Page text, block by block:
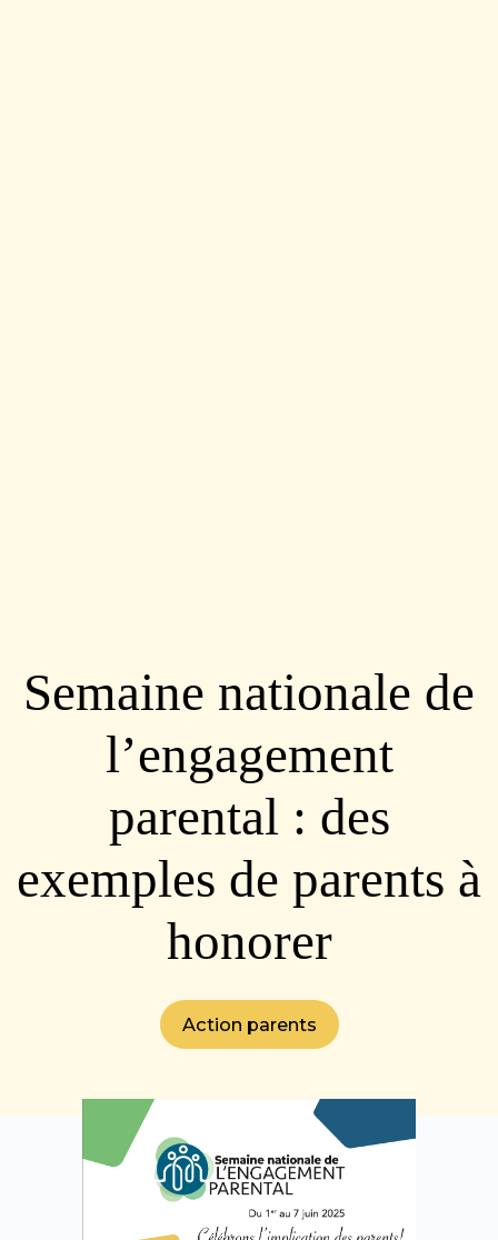
Semaine nationale de
l’engagement
parental : des
exemples de parents à
honorer
Action parents